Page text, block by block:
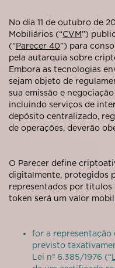
No dia 11 de outubro de
Mobiliários (“CVM”)
(“Parecer 40”) para
pela autarquia sobre
Embora as tecnologias
sejam objeto de
sua emissão e
incluindo serviços de
depósito centralizado,
de operações, deverão
O Parecer define
digitalmente, protegidos
representados por
token será um valor
for a
previsto
Lei nº 6.385/1976 (“